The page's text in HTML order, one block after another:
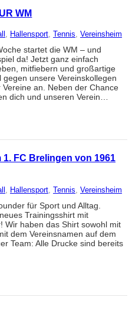
WM
, Hallensport, Tennis, Vereinsheim
startet die WM – und
da! Jetzt ganz einfach
mitfiebern und großartige
unsere Vereinskollegen
an. Neben der Chance
dich und unseren Verein…
FC Brelingen von 1961
, Hallensport, Tennis, Vereinsheim
für Sport und Alltag.
Trainingsshirt mit
Wir haben das Shirt sowohl mit
dem Vereinsnamen auf dem
Team: Alle Drucke sind bereits